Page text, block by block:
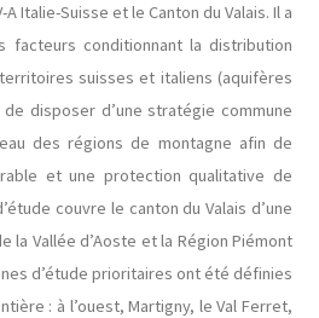
A Italie-Suisse et le Canton du Valais. Il a
facteurs conditionnant la distribution
suisses et italiens (aquifères
disposer d’une stratégie commune
des régions de montagne afin de
et une protection qualitative de
couvre le canton du Valais d’une
la Vallée d’Aoste et la Région Piémont
d’étude prioritaires ont été définies
: à l’ouest, Martigny, le Val Ferret,